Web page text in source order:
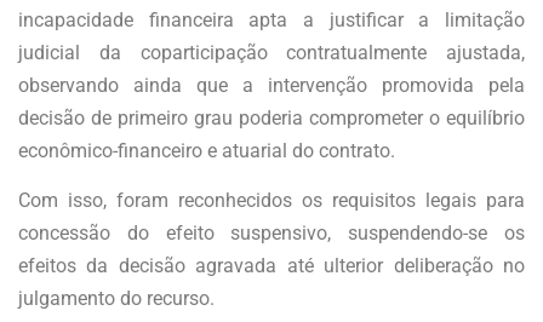
incapacidade financeira apta a justificar a limitação
judicial da coparticipação contratualmente ajustada,
observando ainda que a intervenção promovida pela
decisão de primeiro grau poderia comprometer o equilíbrio
econômico-financeiro e atuarial do contrato.
Com isso, foram reconhecidos os requisitos legais para
concessão do efeito suspensivo, suspendendo-se os
efeitos da decisão agravada até ulterior deliberação no
julgamento do recurso.